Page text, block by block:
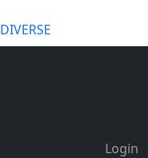
DIVERSE
Login